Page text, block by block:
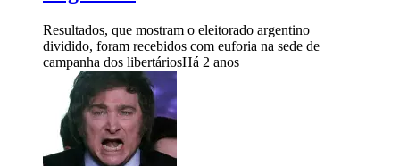
Resultados, que mostram o eleitorado argentino
dividido, foram recebidos com euforia na sede de
campanha dos libertáriosHá 2 anos